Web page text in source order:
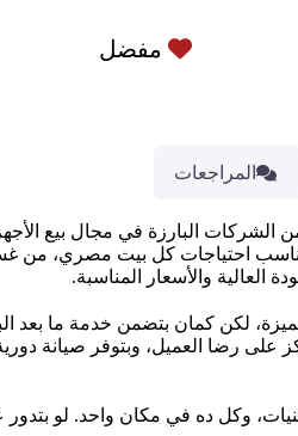
مفضل
المراجعات
الشركات البارزة في مجال بيع
احتياجات كل بيت مصري، من
العالية والأسعار المناسبة.
لكن كمان بتضمن خدمة ما بعد
على رضا العميل، وبتوفر
وكل ده في مكان واحد. لو